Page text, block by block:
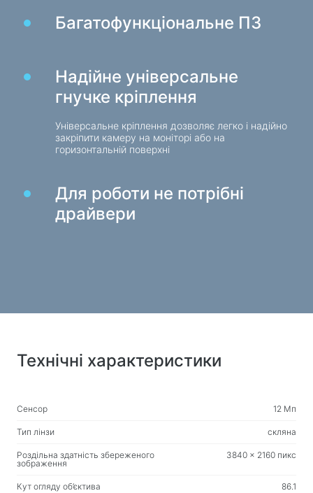
Веб-камери
Спортивні сумки
Підставки для ноутбуків
Сумки та рюкзаки для ноутбуків
Дорожні рюкзаки
Сумки-органайзери
Автотримачі
Для спорту та активного відпочинку
Спортивні товари
Столи для дому та офісу
Каркаси для письмового столу
Багатофункціональне ПЗ
Надійне універсальне
гнучке кріплення
Універсальне кріплення дозволяє легко і надійно
закріпити камеру на моніторі або на
горизонтальній поверхні
Для роботи не потрібні
драйвери
Технічні характеристики
Сенсор 12 Мп
Тип лінзи скляна
Роздільна здатність збереженого
зображення
3840 x 2160 пикс
Кут огляду об’єктива 86.1